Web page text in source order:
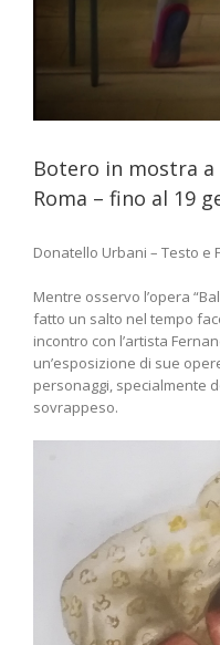
Botero in mostra a
Roma – fino al 19
Donatello Urbani – Testo e
Mentre osservo l’opera
fatto un salto nel tempo
incontro con l’artista
un’esposizione di sue
personaggi, specialmente
sovrappeso.